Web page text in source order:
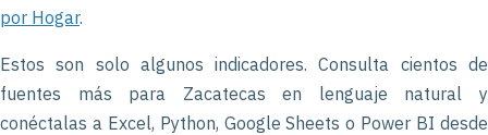
por Hogar.
Estos son solo algunos indicadores. Consulta cientos de
fuentes más para Zacatecas en lenguaje natural y
conéctalas a Excel, Python, Google Sheets o Power BI desde